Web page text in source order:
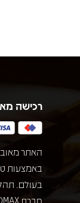
רכישה
האתר
בעולם.